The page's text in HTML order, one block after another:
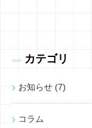
カテゴリ
お知らせ (7)
コラム